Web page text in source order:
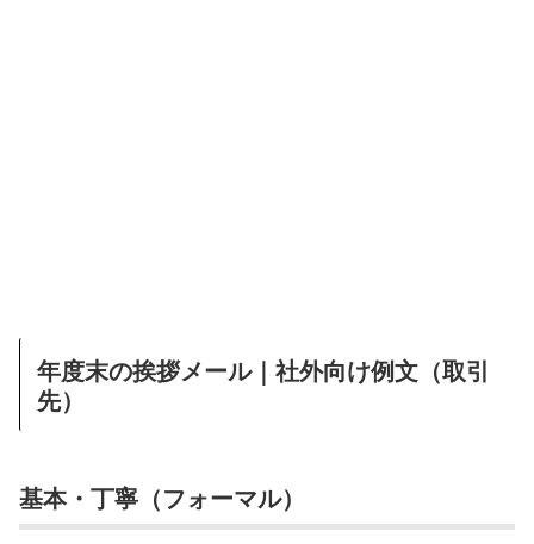
年度末の挨拶メール｜社外向け例文（取引
先）
基本・丁寧（フォーマル）